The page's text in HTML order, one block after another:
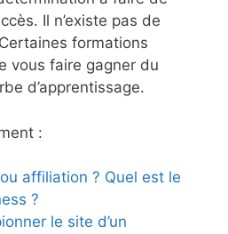
Il n’existe pas de
formations
vous faire gagner du
d’apprentissage.
:
affiliation ? Quel est le
?
le site d’un